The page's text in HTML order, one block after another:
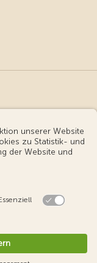
Informationen